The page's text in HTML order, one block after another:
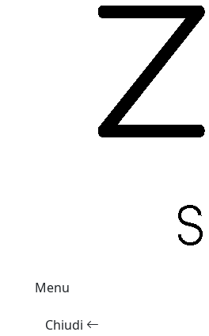
Menu
Chiudi